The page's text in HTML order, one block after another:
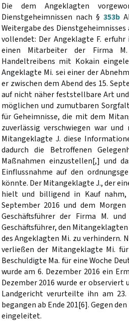
Die dem Angeklagten
Dienstgeheimnissen nach § 353b
Weitergabe des
vollendet: Der Angeklagte F.
einen Mitarbeiter der Firma
Handeltreibens mit Kokain
Angeklagte Mi. sei einer der
er zwischen dem Abend des 15.
auf nicht näher feststellbare Art
möglichen und zumutbaren
für Geheimnisse, die mit dem
zuverlässig verschwiegen war
Mitangeklagte J. diese
dadurch die Betroffenen
Maßnahmen einzustellen[,] und
Einflussnahme auf den
könnte. Der Mitangeklagte J., der
hielt und billigend in Kauf nahm,
September 2016 und dem
Geschäftsführer der Firma M.
Geschäftsführer, den
des Angeklagten Mi. zu verhindern.
verließen der Mitangeklagte Mi.
Beschuldigte Ma. für eine Woche
wurde am 6. Dezember 2016 ein
Dezember 2016 wurde er observiert
Landgericht verurteilte ihn am
begangen ab Ende 201[6]. Gegen
eingeleitet.